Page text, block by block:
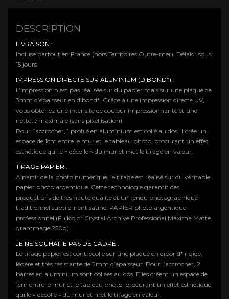
DESCRIPTION
LIVRAISON :
Incluse partout en France (hors Territoires Outre-mer). Délais : sous
15 jours.
IMPRESSION DIRECTE SUR ALUMINIUM (DIBOND*) :
L’impression n’est pas réalisée sur du papier mais sur une plaque de
3mm d’épaisseur en dibond*. Grâce à une impression directe UV,
vous obtenez une intensité de couleur impressionnante et une
netteté maximale (sans pixellisation).
Pour l’accrocher, 1 profilé en aluminium est collé au dos. Il crée un
espace de 1cm entre le mur et le tableau photo, procurant un effet
esthétique qui le « décolle » du mur et met le tirage en valeur.
TIRAGE PAPIER :
A partir de la photo numérique, le tirage est réalisé sur du véritable
papier photo argentique. Cette technologie garantit des
productions de très haute qualité et un rendu photographique
traditionnel subtilement satiné. PAPIER photo argentique
professionnel (Fujicolor Crystal Archive Professional Maxima Matte,
grammage 250g).
JE NE SOUHAITE PAS DE CADRE :
Le tirage papier est contrecollé sur une plaque en dibond* rigide,
légère et très résistante de 2mm d’épaisseur. Pour l’accrocher, 2
barres en aluminium sont collées au dos. Elles créent un espace de
1cm entre le mur et le tableau photo, procurant un effet esthétique
qui le « décolle » du mur et met le tirage en valeur.